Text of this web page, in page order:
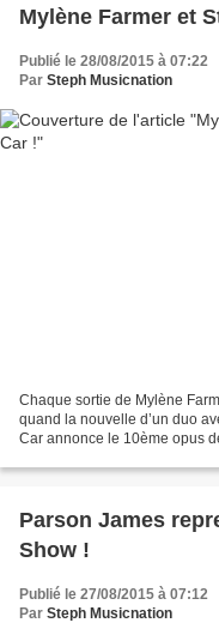
Mylène Farmer et
Publié le 28/08/2015 à 07:22
Par Steph Musicnation
Chaque sortie de Mylène
quand la nouvelle d’un duo
Car annonce le 10ème opus
Parson James
Show !
Publié le 27/08/2015 à 07:12
Par Steph Musicnation